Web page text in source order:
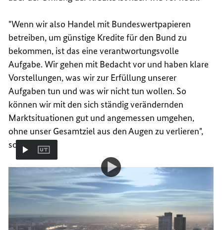
"Wenn wir also Handel mit Bundeswertpapieren
betreiben, um günstige Kredite für den Bund zu
bekommen, ist das eine verantwortungsvolle
Aufgabe. Wir gehen mit Bedacht vor und haben klare
Vorstellungen, was wir zur Erfüllung unserer
Aufgaben tun und was wir nicht tun wollen. So
können wir mit den sich ständig verändernden
Marktsituationen gut und angemessen umgehen,
ohne unser Gesamtziel aus den Augen zu verlieren",
so Weinberg.
Video-
Zahlungsfähig
auch
Demografiepolitik Zahlungsfähig auch in Zukunft